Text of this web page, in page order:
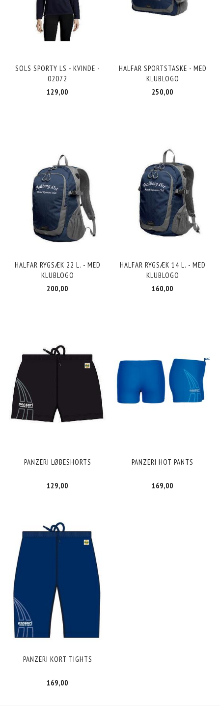
SOLS SPORTY LS - KVINDE -
02072
129,00
HALFAR SPORTSTASKE - MED
KLUBLOGO
250,00
HALFAR RYGSÆK 22 L. - MED
KLUBLOGO
200,00
HALFAR RYGSÆK 14 L. - MED
KLUBLOGO
160,00
PANZERI LØBESHORTS
129,00
PANZERI HOT PANTS
169,00
PANZERI KORT TIGHTS
169,00